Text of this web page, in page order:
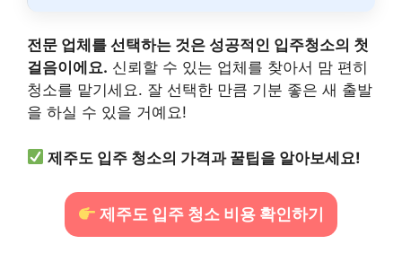
전문 업체를 선택하는 것은 성공적인 입주청소의 첫
걸음이에요. 신뢰할 수 있는 업체를 찾아서 맘 편히
청소를 맡기세요. 잘 선택한 만큼 기분 좋은 새 출발
을 하실 수 있을 거예요!
제주도 입주 청소의 가격과 꿀팁을 알아보세요!
제주도 입주 청소 비용 확인하기